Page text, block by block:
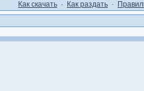
Как cкачать · Как раздать ·